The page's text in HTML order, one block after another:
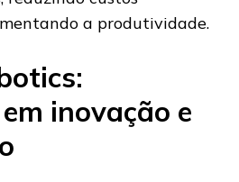
a produtividade.
inovação e